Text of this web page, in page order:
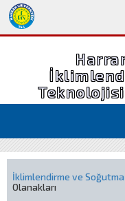
İklimlendirme ve
Olanakları